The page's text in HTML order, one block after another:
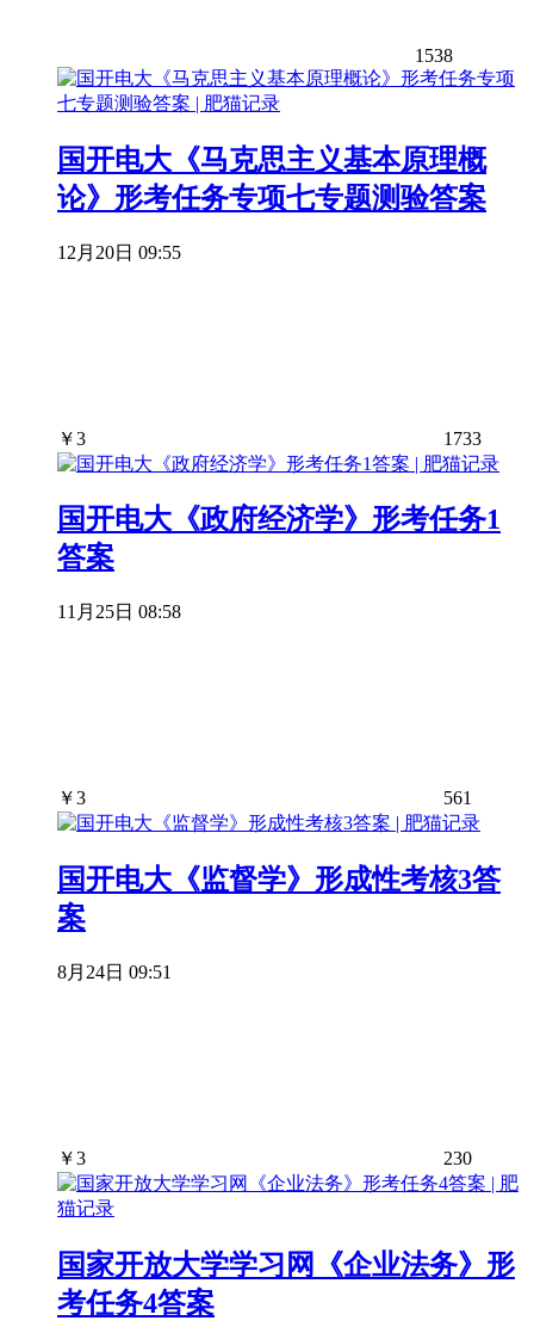
1538
国开电大《马克思主义基本原理概
论》形考任务专项七专题测验答案
12月20日 09:55
￥3 1733
国开电大《政府经济学》形考任务1
答案
11月25日 08:58
￥3 561
国开电大《监督学》形成性考核3答
案
8月24日 09:51
￥3 230
国家开放大学学习网《企业法务》形
考任务4答案